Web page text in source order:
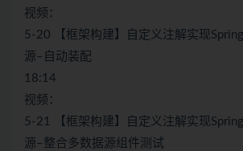
视频：
5-20 【框架构建】自定义注解实现
源–自动装配
18:14
视频：
5-21 【框架构建】自定义注解实现
源–整合多数据源组件测试